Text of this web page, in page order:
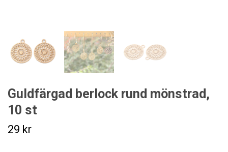
Guldfärgad berlock rund mönstrad,
10 st
29 kr